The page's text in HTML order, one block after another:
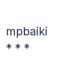
mpbaiki
* * *